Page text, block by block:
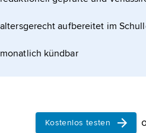
altersgerecht aufbereitet im
monatlich kündbar
Kostenlos testen